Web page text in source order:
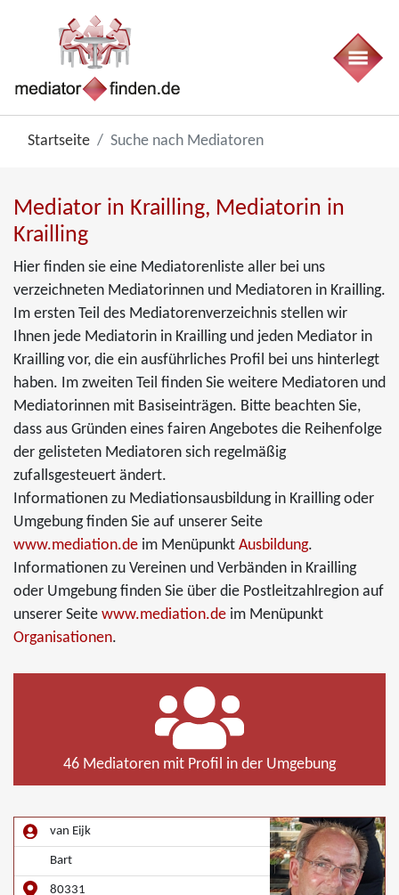
Startseite Suche nach Mediatoren
Mediator in Krailling, Mediatorin in
Krailling
Hier finden sie eine Mediatorenliste aller bei uns
verzeichneten Mediatorinnen und Mediatoren in Krailling.
Im ersten Teil des Mediatorenverzeichnis stellen wir
Ihnen jede Mediatorin in Krailling und jeden Mediator in
Krailling vor, die ein ausführliches Profil bei uns hinterlegt
haben. Im zweiten Teil finden Sie weitere Mediatoren und
Mediatorinnen mit Basiseinträgen. Bitte beachten Sie,
dass aus Gründen eines fairen Angebotes die Reihenfolge
der gelisteten Mediatoren sich regelmäßig
zufallsgesteuert ändert.
Informationen zu Mediationsausbildung in Krailling oder
Umgebung finden Sie auf unserer Seite
www.mediation.de im Menüpunkt Ausbildung.
Informationen zu Vereinen und Verbänden in Krailling
oder Umgebung finden Sie über die Postleitzahlregion auf
unserer Seite www.mediation.de im Menüpunkt
Organisationen.
46 Mediatoren mit Profil in der Umgebung
van Eijk
Bart
80331